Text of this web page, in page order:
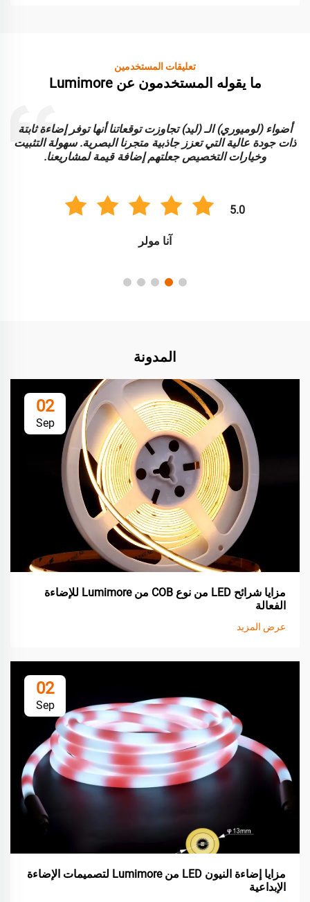
تعليقات المستخدمين
ما يقوله المستخدمون عن Lumimore
أضواء (لوميوري) الـ (ليد) تجاوزت توقعاتنا أنها توفر إضاءة ثابتة
ذات جودة عالية التي تعزز جاذبية متجرنا البصرية. سهولة التثبيت
وخيارات التخصيص جعلتهم إضافة قيمة لمشاريعنا.
5.0
آنا مولر
المدونة
02
Sep
مزايا شرائح LED من نوع COB من Lumimore للإضاءة
الفعالة
عرض المزيد
02
Sep
مزايا إضاءة النيون LED من Lumimore لتصميمات الإضاءة
الإبداعية